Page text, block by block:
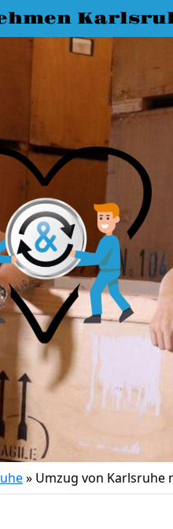
» Umzug von Karlsruhe